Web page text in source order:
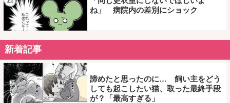
ね」 病院内の差別にショック
新着記事
諦めたと思ったのに… 飼い主をどう
しても起こしたい猫、取った最終手段
が？「最高すぎる」